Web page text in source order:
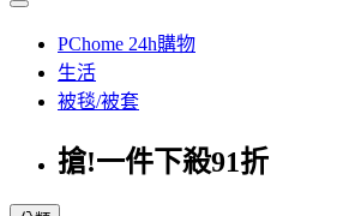
PChome 24h購物
生活
被毯/被套
搶!一件下殺91折